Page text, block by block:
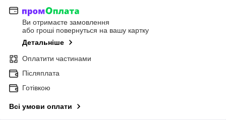
Ви отримаєте замовлення
або гроші повернуться на вашу картку
Детальніше
Оплатити частинами
Післяплата
Готівкою
Всі умови оплати